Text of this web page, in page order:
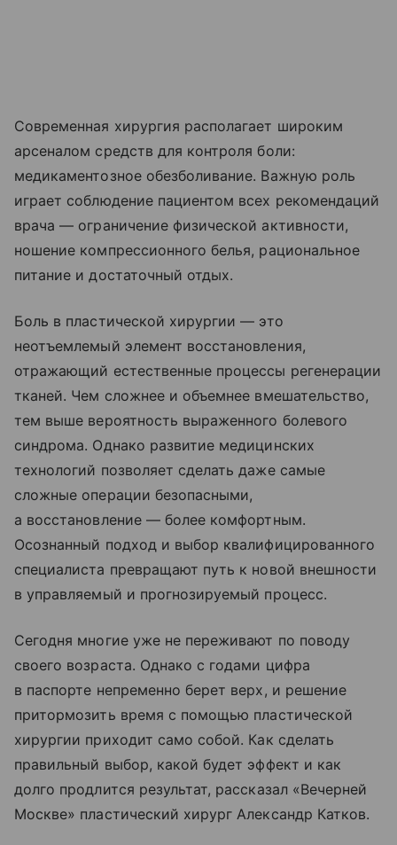
Современная хирургия располагает широким
арсеналом средств для контроля боли:
медикаментозное обезболивание. Важную роль
играет соблюдение пациентом всех рекомендаций
врача — ограничение физической активности,
ношение компрессионного белья, рациональное
питание и достаточный отдых.
Боль в пластической хирургии — это
неотъемлемый элемент восстановления,
отражающий естественные процессы регенерации
тканей. Чем сложнее и объемнее вмешательство,
тем выше вероятность выраженного болевого
синдрома. Однако развитие медицинских
технологий позволяет сделать даже самые
сложные операции безопасными,
а восстановление — более комфортным.
Осознанный подход и выбор квалифицированного
специалиста превращают путь к новой внешности
в управляемый и прогнозируемый процесс.
Сегодня многие уже не переживают по поводу
своего возраста. Однако с годами цифра
в паспорте непременно берет верх, и решение
притормозить время с помощью пластической
хирургии приходит само собой. Как сделать
правильный выбор, какой будет эффект и как
долго продлится результат, рассказал «Вечерней
Москве» пластический хирург Александр Катков.